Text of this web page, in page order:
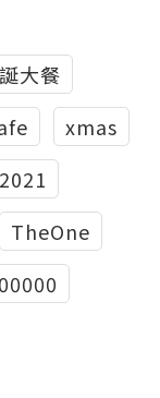
大餐
xmas
TheOne